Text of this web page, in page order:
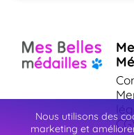
Nous utilisons des
marketing et